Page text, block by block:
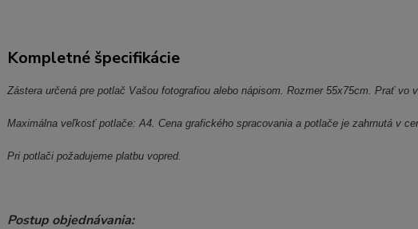
Kompletné špecifikácie
Zástera určená pre potlač Vašou fotografiou alebo nápisom. Rozmer 55x75cm. Prať vo
Maximálna veľkosť potlače: A4. Cena grafického spracovania a potlače je zahrnutá v
Pri potlači požadujeme platbu vopred.
Postup objednávania: